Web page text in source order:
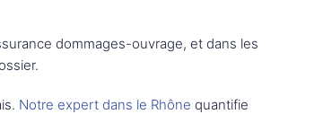
dommages-ouvrage, et dans les
Notre expert dans le Rhône quantifie